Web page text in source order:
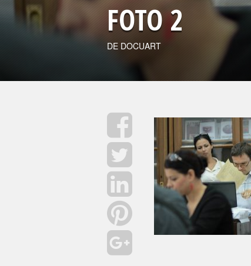
FOTO 2
DE DOCUART